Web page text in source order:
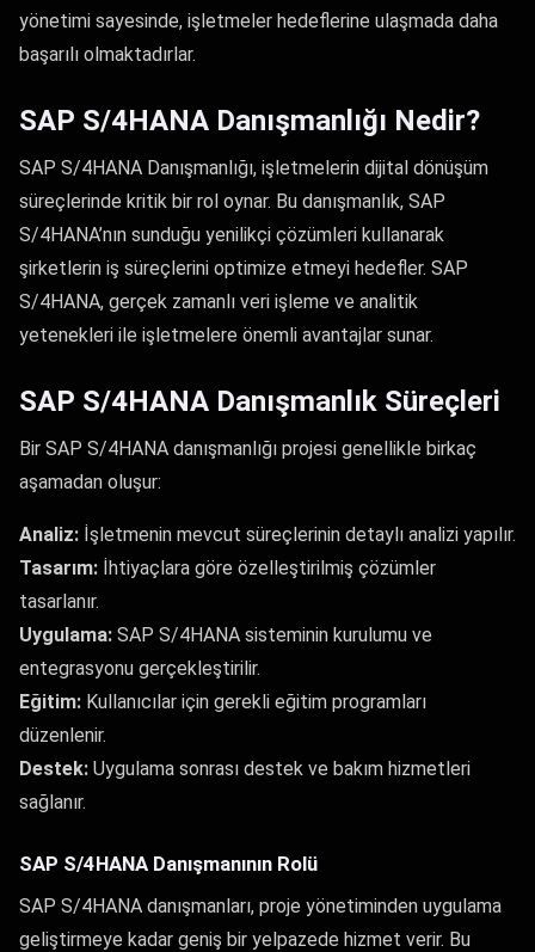
yönetimi sayesinde, işletmeler hedeflerine ulaşmada daha
başarılı olmaktadırlar.
SAP S/4HANA Danışmanlığı Nedir?
SAP S/4HANA Danışmanlığı, işletmelerin dijital dönüşüm
süreçlerinde kritik bir rol oynar. Bu danışmanlık, SAP
S/4HANA’nın sunduğu yenilikçi çözümleri kullanarak
şirketlerin iş süreçlerini optimize etmeyi hedefler. SAP
S/4HANA, gerçek zamanlı veri işleme ve analitik
yetenekleri ile işletmelere önemli avantajlar sunar.
SAP S/4HANA Danışmanlık Süreçleri
Bir SAP S/4HANA danışmanlığı projesi genellikle birkaç
aşamadan oluşur:
Analiz: İşletmenin mevcut süreçlerinin detaylı analizi yapılır.
Tasarım: İhtiyaçlara göre özelleştirilmiş çözümler
tasarlanır.
Uygulama: SAP S/4HANA sisteminin kurulumu ve
entegrasyonu gerçekleştirilir.
Eğitim: Kullanıcılar için gerekli eğitim programları
düzenlenir.
Destek: Uygulama sonrası destek ve bakım hizmetleri
sağlanır.
SAP S/4HANA Danışmanının Rolü
SAP S/4HANA danışmanları, proje yönetiminden uygulama
geliştirmeye kadar geniş bir yelpazede hizmet verir. Bu